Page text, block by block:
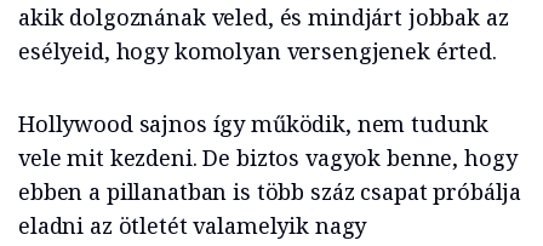
akik dolgoznának veled, és mindjárt jobbak az
esélyeid, hogy komolyan versengjenek érted.
Hollywood sajnos így működik, nem tudunk
vele mit kezdeni. De biztos vagyok benne, hogy
ebben a pillanatban is több száz csapat próbálja
eladni az ötletét valamelyik nagy